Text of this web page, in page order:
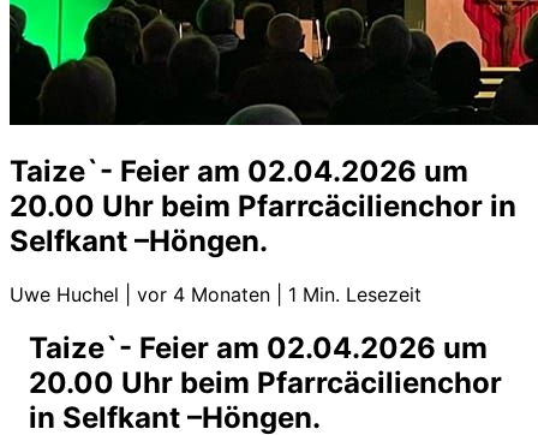
Taize`- Feier am 02.04.2026 um
20.00 Uhr beim Pfarrcäcilienchor in
Selfkant –Höngen.
Uwe Huchel vor 4 Monaten 1 Min. Lesezeit
Taize`- Feier am 02.04.2026 um
20.00 Uhr beim Pfarrcäcilienchor
in Selfkant –Höngen.